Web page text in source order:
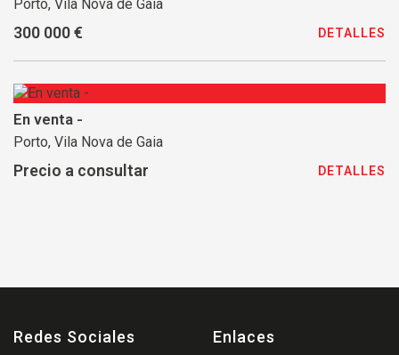
Porto, Vila Nova de Gaia
300 000 € DETALLES
En venta -
Porto, Vila Nova de Gaia
Precio a consultar DETALLES
Redes Sociales Enlaces